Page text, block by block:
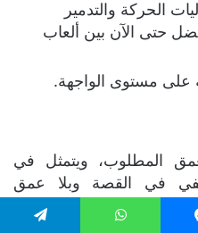
الحركة والتدمير
حتى الآن بين ألعاب
على مستوى الواجهة.
المطلوب، ويتمثل في
في القصة وبلا عمق
فيها ذات طابع تعليمي